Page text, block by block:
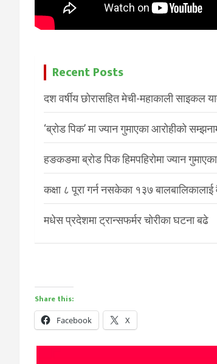
Recent Posts
दश वर्षीय छोरासहित मेची-महाकाली साइकल
‘ब्रोड पिक’ मा ज्यान गुमाएका आरोहीको
हङकङमा ब्रोड पिक हिमपहिरोमा ज्यान
कक्षा ८ पूरा गर्न नसकेका १३७ बालबालिकालाई
मधेस प्रदेशमा ट्रान्सफर्मर चोरीका घटना बढे
Share this:
Facebook X